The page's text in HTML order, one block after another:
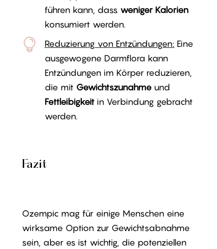
führen kann, dass weniger Kalorien
konsumiert werden.
 Reduzierung von Entzündungen: Eine
ausgewogene Darmflora kann
Entzündungen im Körper reduzieren,
die mit Gewichtszunahmeund
Fettleibigkeitin Verbindung gebracht
werden.
Fazit
Ozempic mag für einige Menschen eine
wirksame Option zur Gewichtsabnahme
sein, aber es ist wichtig, die potenziellen